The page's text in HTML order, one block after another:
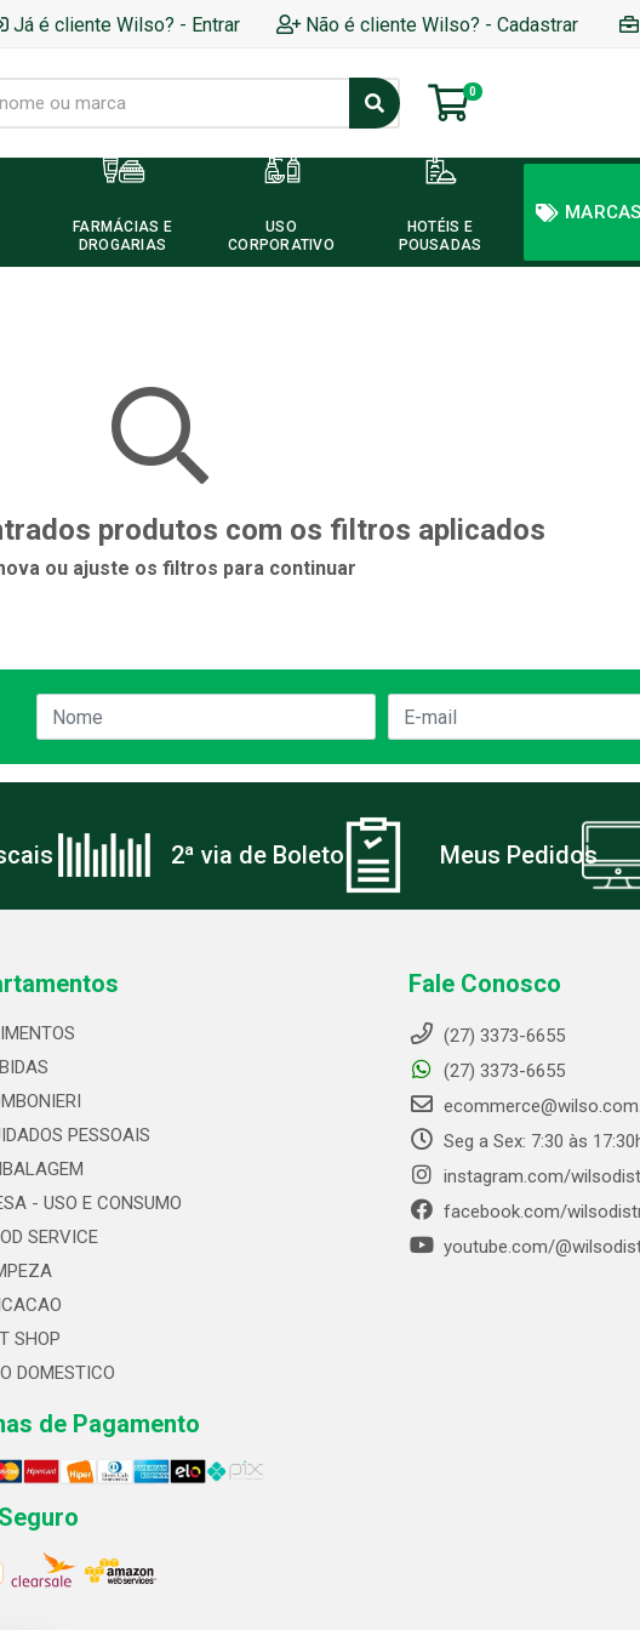
Já é cliente Wilso? - Entrar Não é cliente Wilso? - Cadastrar
0
FARMÁCIAS E
DROGARIAS
USO
CORPORATIVO
HOTÉIS E
POUSADAS
MARCAS
produtos com os filtros aplicados
ou ajuste os filtros para continuar
2ª via de Boleto Meus Pedidos
PESSOAIS
- USO E CONSUMO
SERVICE
SHOP
DOMESTICO
de Pagamento
Fale Conosco
(27) 3373-6655
(27) 3373-6655
Seg a Sex: 7:30 às
instagram.com/
facebook.com/
youtube.com/